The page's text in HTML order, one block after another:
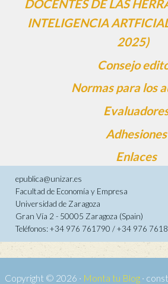
DOCENTES DE LAS
INTELIGENCIA
2025)
Consejo
Normas para los
Adhesiones
Enlaces
epublica@unizar.es
Facultad de Economía y Empresa
Universidad de Zaragoza
Gran Vía 2 - 50005 Zaragoza (Spain)
Teléfonos: +34 976 761790 / +34 976
Copyright © 2026 · Monta tu Blog·